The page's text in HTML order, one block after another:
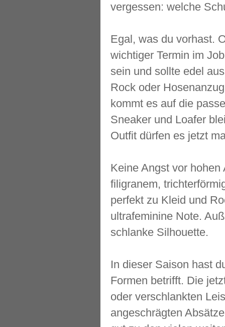
vergessen: welche
Egal, was du vorhast.
wichtiger Termin im
sein und sollte edel
Rock oder
kommt es auf die
Sneaker und Loafer
Outfit dürfen es jetzt
Keine Angst vor
filigranem,
perfekt zu Kleid und
ultrafeminine Note.
schlanke Silhouette.
In dieser Saison hast
Formen betrifft. Die
oder verschlankten
angeschrägten